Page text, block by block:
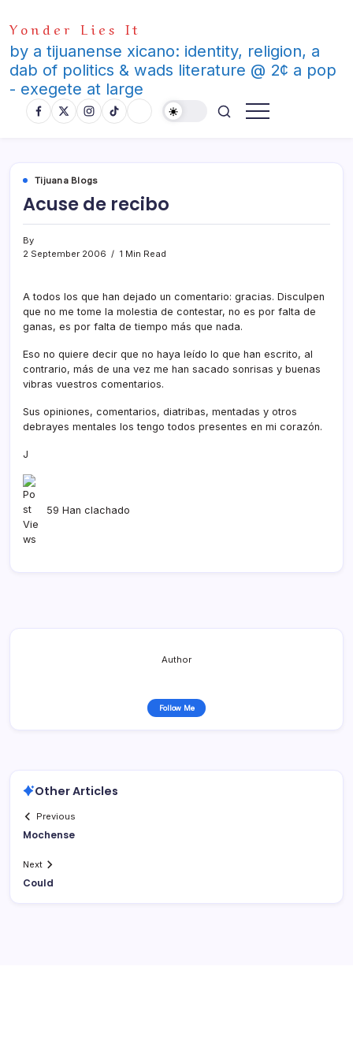
to
content
Yonder Lies It
by a tijuanense xicano: identity, religion, a
dab of politics & wads literature @ 2¢ a pop
- exegete at large
Tijuana Blogs
Acuse de recibo
By
2 September 2006
1 Min Read
A todos los que han dejado un comentario: gracias. Disculpen
que no me tome la molestia de contestar, no es por falta de
ganas, es por falta de tiempo más que nada.
Eso no quiere decir que no haya leí­do lo que han escrito, al
contrario, más de una vez me han sacado sonrisas y buenas
vibras vuestros comentarios.
Sus opiniones, comentarios, diatribas, mentadas y otros
debrayes mentales los tengo todos presentes en mi corazón.
J
59 Han clachado
Author
Follow Me
Other Articles
Previous
Mochense
Next
Could